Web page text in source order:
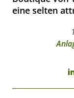
eine selten